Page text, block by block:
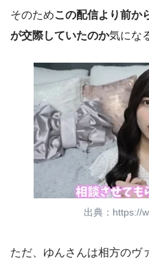
そのためこの配信より前か
が交際していたのか気にな
出典：https://
ただ、ゆんさんは相方のヴ